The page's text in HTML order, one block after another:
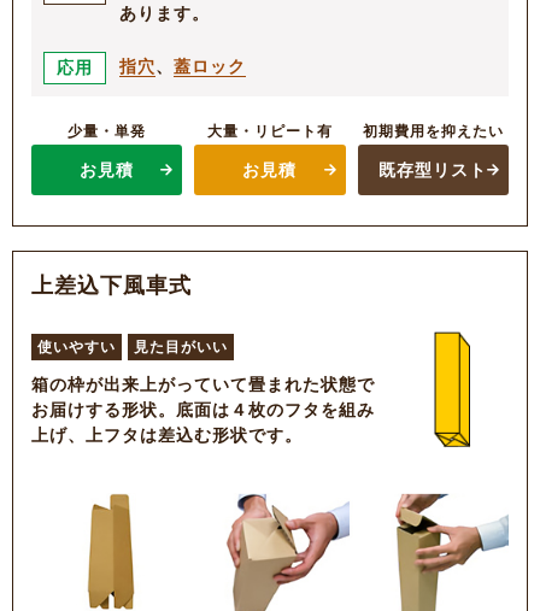
あります。
応用 指穴、 蓋ロック
少量・単発
お見積
大量・リピート有
お見積
初期費用を抑えたい
既存型リスト
上差込下風車式
使いやすい 見た目がいい
箱の枠が出来上がっていて畳まれた状態で
お届けする形状。底面は４枚のフタを組み
上げ、上フタは差込む形状です。